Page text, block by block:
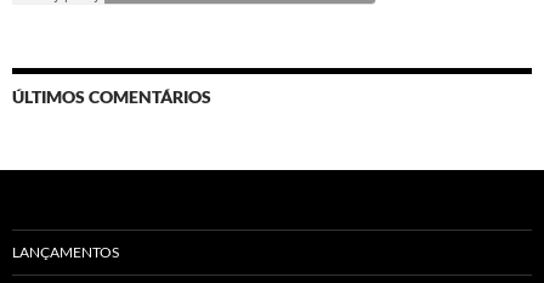
ÚLTIMOS COMENTÁRIOS
LANÇAMENTOS